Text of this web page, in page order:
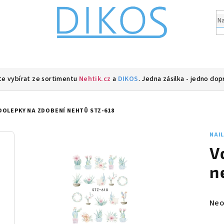
vybírat ze sortimentu Nehtik.cz a DIKOS. Jedna zásilka - jedno
NA ZDOBENÍ NEHTŮ STZ-618